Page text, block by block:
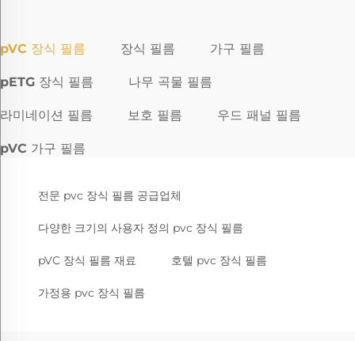
pVC 장식 필름 장식 필름 가구 필름
pETG 장식 필름 나무 곡물 필름
라미네이션 필름 보호 필름 우드 패널 필름
pVC 가구 필름
전문 pvc 장식 필름 공급업체
다양한 크기의 사용자 정의 pvc 장식 필름
pVC 장식 필름 재료 호텔 pvc 장식 필름
가정용 pvc 장식 필름